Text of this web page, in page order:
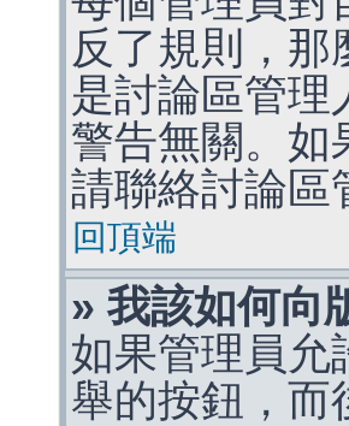
反了規則，
是討論區管理
警告無關。如
請聯絡討論區
回頂端
» 我該如何向
如果管理員允
舉的按鈕，而